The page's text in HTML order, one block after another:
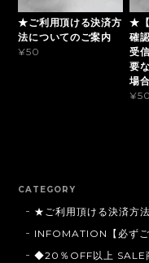
★ご利用頂ける決済方
法についてのご案内
¥50
★【
確
受
要
場
¥50
CATEGORY
★ご利用頂ける決済方
INFOMATION【必ずご
◆20％OFF以上 SALE